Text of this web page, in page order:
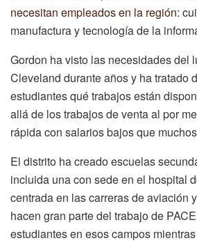
necesitan empleados en la región:
manufactura y tecnología de la
Gordon ha visto las necesidades del
Cleveland durante años y ha tratado
estudiantes qué trabajos están
allá de los trabajos de venta al por
rápida con salarios bajos que
El distrito ha creado escuelas
incluida una con sede en el hospital
centrada en las carreras de aviación
hacen gran parte del trabajo de
estudiantes en esos campos